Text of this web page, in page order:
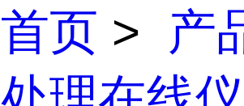
首页 > 产